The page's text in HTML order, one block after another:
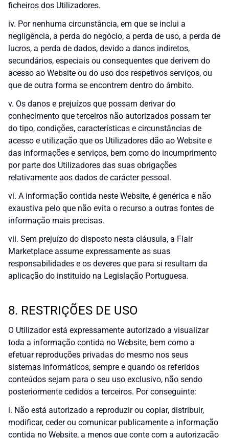
ficheiros dos Utilizadores.
iv. Por nenhuma circunstância, em que se inclui a
negligência, a perda do negócio, a perda de uso, a perda de
lucros, a perda de dados, devido a danos indiretos,
secundários, especiais ou consequentes que derivem do
acesso ao Website ou do uso dos respetivos serviços, ou
que de outra forma se encontrem dentro do âmbito.
v. Os danos e prejuízos que possam derivar do
conhecimento que terceiros não autorizados possam ter
do tipo, condições, características e circunstâncias de
acesso e utilização que os Utilizadores dão ao Website e
das informações e serviços, bem como do incumprimento
por parte dos Utilizadores das suas obrigações
relativamente aos dados de carácter pessoal.
vi. A informação contida neste Website, é genérica e não
exaustiva pelo que não evita o recurso a outras fontes de
informação mais precisas.
vii. Sem prejuízo do disposto nesta cláusula, a Flair
Marketplace assume expressamente as suas
responsabilidades e os deveres que para si resultam da
aplicação do instituído na Legislação Portuguesa.
8. RESTRIÇÕES DE USO
O Utilizador está expressamente autorizado a visualizar
toda a informação contida no Website, bem como a
efetuar reproduções privadas do mesmo nos seus
sistemas informáticos, sempre e quando os referidos
conteúdos sejam para o seu uso exclusivo, não sendo
posteriormente cedidos a terceiros. Por conseguinte:
i. Não está autorizado a reproduzir ou copiar, distribuir,
modificar, ceder ou comunicar publicamente a informação
contida no Website, a menos que conte com a autorização